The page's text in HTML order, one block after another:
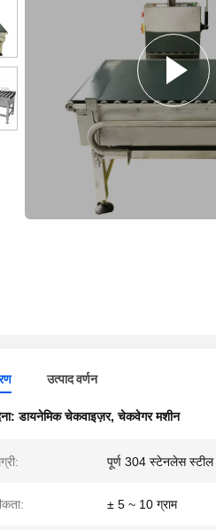
उत्पाद वर्णन
डायनेमिक चेकवाइज़र,चेकवेगर मशीन
पूर्ण 304 स्टेनलेस स्टील
± 5 ~ 10 ग्राम